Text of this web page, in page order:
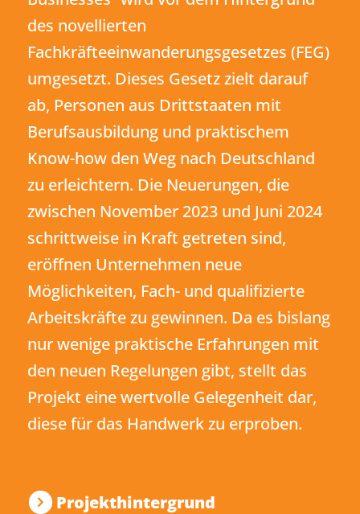
des novellierten
Fachkräfteeinwanderungsgesetzes (FEG)
umgesetzt. Dieses Gesetz zielt darauf
ab, Personen aus Drittstaaten mit
Berufsausbildung und praktischem
Know-how den Weg nach Deutschland
zu erleichtern. Die Neuerungen, die
zwischen November 2023 und Juni 2024
schrittweise in Kraft getreten sind,
eröffnen Unternehmen neue
Möglichkeiten, Fach- und qualifizierte
Arbeitskräfte zu gewinnen. Da es bislang
nur wenige praktische Erfahrungen mit
den neuen Regelungen gibt, stellt das
Projekt eine wertvolle Gelegenheit dar,
diese für das Handwerk zu erproben.
Projekthintergrund